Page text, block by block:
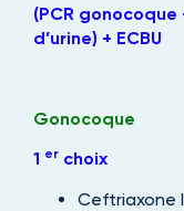
(PCR gonocoque
d’urine) + ECBU
Gonocoque
1 er choix
Ceftriaxone